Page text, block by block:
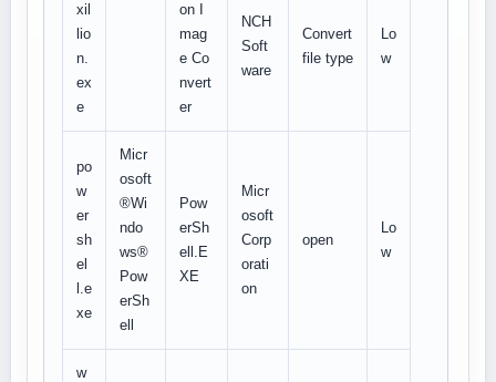
xil
lio
n.
ex
e
on I
mag
e Co
nvert
er
NCH
Soft
ware
Convert
file type
Lo
w
po
w
er
sh
el
l.e
xe
Micr
osoft
®Wi
ndo
ws®
Pow
erSh
ell
Pow
erSh
ell.E
XE
Micr
osoft
Corp
orati
on
open
Lo
w
w